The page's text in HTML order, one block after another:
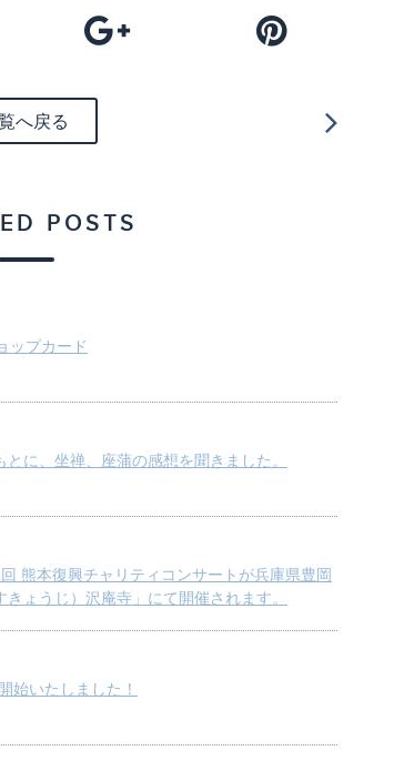
へ戻る
POSTS
ップカード
に、坐禅、座蒲の感想を聞きました。
熊本復興チャリティコンサートが兵庫県豊岡
ょうじ）沢庵寺」にて開催されます。
始いたしました！